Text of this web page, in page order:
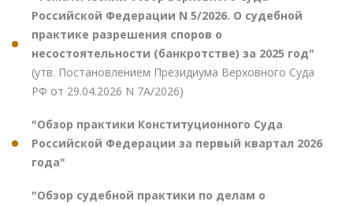
Российской Федерации N 5/2026. О судебной
практике разрешения споров о
несостоятельности (банкротстве) за 2025 год"
(утв. Постановлением Президиума Верховного Суда
РФ от 29.04.2026 N 7А/2026)
"Обзор практики Конституционного Суда
Российской Федерации за первый квартал 2026
года"
"Обзор судебной практики по делам о